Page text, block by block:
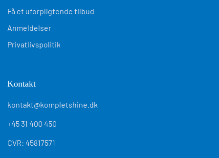
Få et uforpligtende tilbud
Anmeldelser
Privatlivspolitik
Kontakt
kontakt@kompletshine.dk
+45 31 400 450
CVR: 45817571